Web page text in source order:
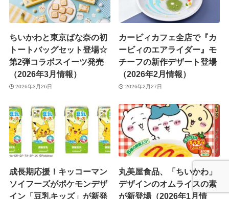
ちいかわと東京ばな奈の初
トートバッグセット登場☆
第2弾コラボスイーツ発売
（2026年3月情報）
2026年3月26日
カービィカフェ全店で『カ
ービィのエアライダー』モ
チーフの新作デザート登場
（2026年2月情報）
2026年2月27日
成長期応援！キッコーマン
ソイフーズがポケモンデザ
イン「豆乳キッズ」が新発
丸美屋食品、「ちいかわ」
デザインのオムライスの素
が新登場（2026年1月情